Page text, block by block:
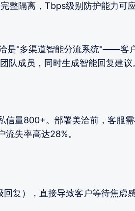
整隔离，Tbps级别防护能力可
是"多渠道智能分流系统"——客
队成员，同时生成智能回复建议
信量800+。部署美洽前，客服
失率高达28%。
复），直接导致客户等待焦虑